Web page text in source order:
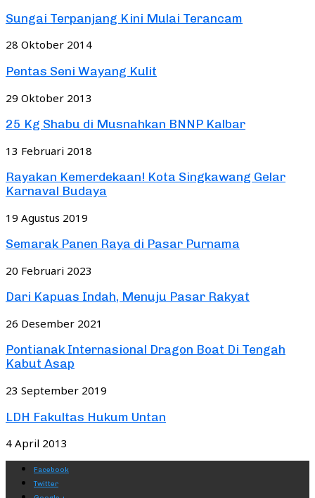
Sungai Terpanjang Kini Mulai Terancam
28 Oktober 2014
Pentas Seni Wayang Kulit
29 Oktober 2013
25 Kg Shabu di Musnahkan BNNP Kalbar
13 Februari 2018
Rayakan Kemerdekaan! Kota Singkawang Gelar
Karnaval Budaya
19 Agustus 2019
Semarak Panen Raya di Pasar Purnama
20 Februari 2023
Dari Kapuas Indah, Menuju Pasar Rakyat
26 Desember 2021
Pontianak Internasional Dragon Boat Di Tengah
Kabut Asap
23 September 2019
LDH Fakultas Hukum Untan
4 April 2013
Facebook
Twitter